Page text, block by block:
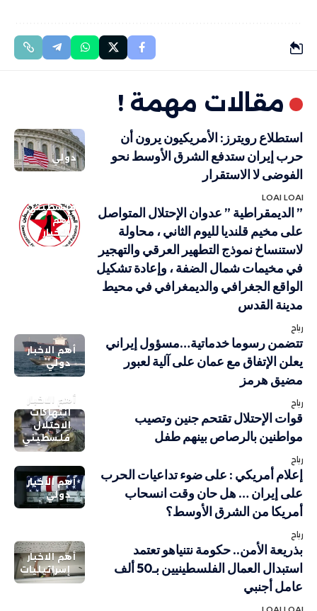
مقالات مهمة !
دولي
استطلاع رويترز: الأمريكيون يرون أن
حرب إيران ستدفع الشرق الأوسط نحو
الفوضى لا الاستقرار
LOAI LOAI
فلسطيني
أهم
الاخبار
” الديمقراطية ” عدوان الإحتلال المتواصل
على مخيم قلنديا لليوم الثاني ، محاولة
لاستنساخ نموذج التطهير العرقي والتهجير
في مخيمات شمال الضفة ، وإعادة تشكيل
الواقع الجغرافي والديمغرافي في محيط
مدينة القدس
رباح
أهم الاخبار
دولي
تتضمن رسوما خدماتية…مسؤول إيراني
يعلن الإتفاق مع عمان على آلية لعبور
مضيق هرمز
رباح
أهم الاخبار
انتهاكات
الاحتلال
فلسطيني
قوات الإحتلال تقتحم جنين وتصيب
مواطنين بالرصاص بينهم طفل
رباح
أهم الاخبار
دولي
إعلام أمريكي : على ضوء تداعيات الحرب
على إيران … هل حان وقت انسحاب
أمريكا من الشرق الأوسط؟
رباح
أهم الاخبار
إسرائيليات
بذريعة الأمن.. حكومة نتنياهو تعتمد
استبدال العمال الفلسطينيين بـ50 ألف
عامل أجنبي